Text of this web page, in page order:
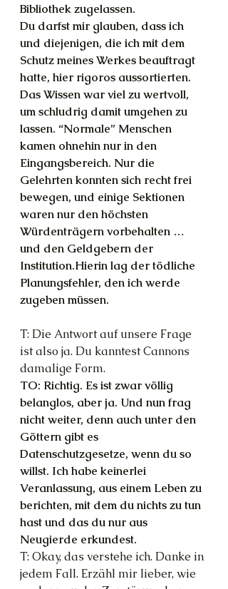
Bibliothek zugelassen.
Du darfst mir glauben, dass ich
und diejenigen, die ich mit dem
Schutz meines Werkes beauftragt
hatte, hier rigoros aussortierten.
Das Wissen war viel zu wertvoll,
um schludrig damit umgehen zu
lassen. “Normale” Menschen
kamen ohnehin nur in den
Eingangsbereich. Nur die
Gelehrten konnten sich recht frei
bewegen, und einige Sektionen
waren nur den höchsten
Würdenträgern vorbehalten …
und den Geldgebern der
Institution.Hierin lag der tödliche
Planungsfehler, den ich werde
zugeben müssen.
T: Die Antwort auf unsere Frage
ist also ja. Du kanntest Cannons
damalige Form.
TO: Richtig. Es ist zwar völlig
belanglos, aber ja. Und nun frag
nicht weiter, denn auch unter den
Göttern gibt es
Datenschutzgesetze, wenn du so
willst. Ich habe keinerlei
Veranlassung, aus einem Leben zu
berichten, mit dem du nichts zu tun
hast und das du nur aus
Neugierde erkundest.
T: Okay, das verstehe ich. Danke in
jedem Fall. Erzähl mir lieber, wie